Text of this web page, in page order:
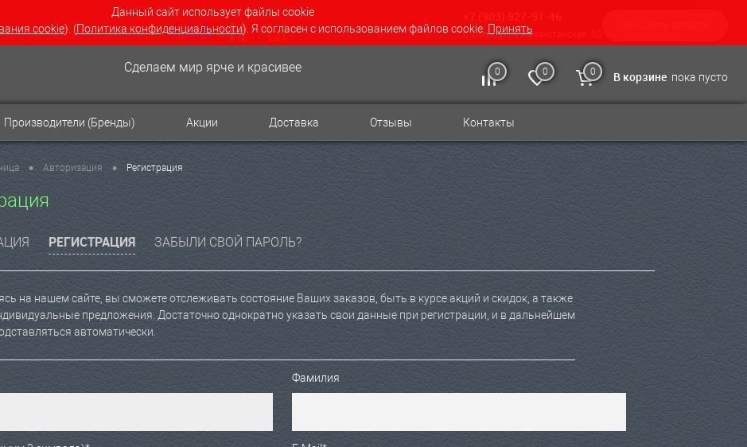
Данный сайт использует файлы cookie
cookie). (Политика конфиденциальности). Я согласен с использованием файлов cookie. Принять
г. Омск, ул. 1 Казахстанская, 32
0 0 0 В корзине пока пусто
Сделаем мир ярче и красивее
Производители (Бренды) Акции Доставка Отзывы Контакты
• Авторизация • Регистрация
РЕГИСТРАЦИЯ ЗАБЫЛИ СВОЙ ПАРОЛЬ?
на нашем сайте, вы сможете отслеживать состояние Ваших заказов, быть в курсе акций и скидок, а также
предложения. Достаточно однократно указать свои данные при регистрации, и в дальнейшем
автоматически.
Фамилия